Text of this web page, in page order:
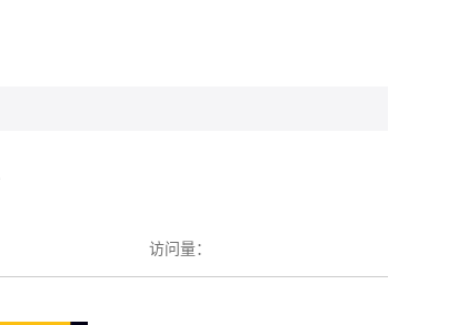
访问量：